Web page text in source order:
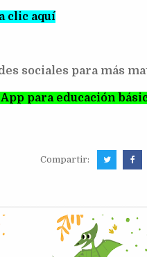
clic aquí
sociales para más
para educación
Compartir: